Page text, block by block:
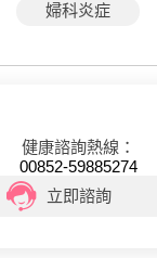
婦科炎症
健康諮詢熱線：
00852-59885274
立即諮詢